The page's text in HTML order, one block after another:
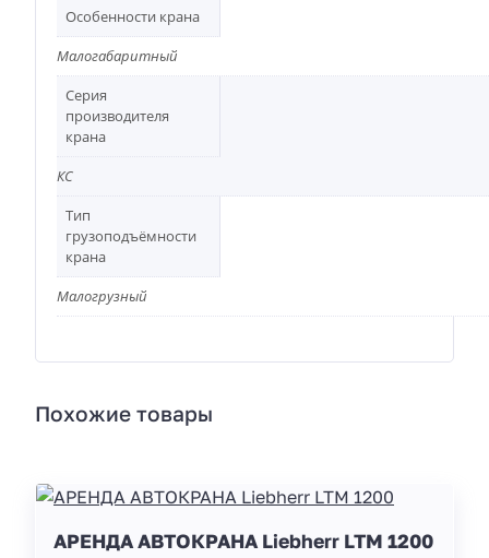
Особенности крана
Малогабаритный
Серия
производителя
крана
КС
Тип
грузоподъёмности
крана
Малогрузный
Похожие товары
АРЕНДА АВТОКРАНА Liebherr LTM 1200